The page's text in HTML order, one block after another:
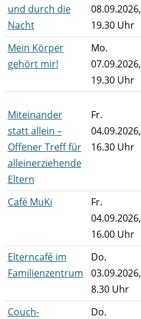
und durch die
Nacht
08.09.2026,
19.30 Uhr
Mein Körper
gehört mir!
Mo.
07.09.2026,
19.30 Uhr
Miteinander
statt allein –
Offener Treff für
alleinerziehende
Eltern
Fr.
04.09.2026,
16.30 Uhr
Café MuKi
Fr.
04.09.2026,
16.00 Uhr
Elterncafé im
Familienzentrum
Do.
03.09.2026,
8.30 Uhr
Couch-
Do.